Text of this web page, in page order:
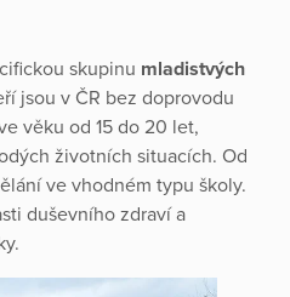
skupinu mladistvých
jsou v ČR bez doprovodu
věku od 15 do 20 let,
životních situacích. Od
ve vhodném typu školy.
duševního zdraví a